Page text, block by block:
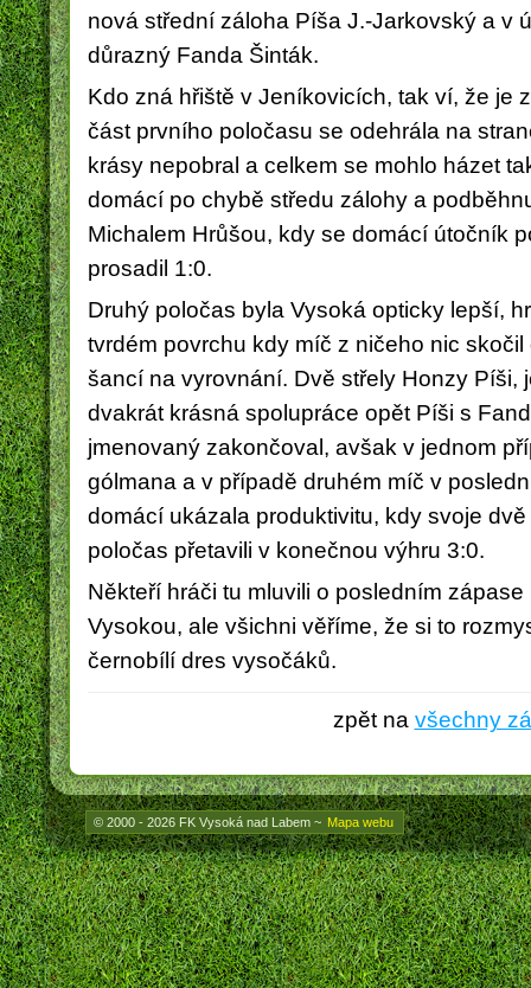
nová střední záloha Píša J.-Jarkovský a v
důrazný Fanda Šinták.
Kdo zná hřiště v Jeníkovicích, tak ví, že je
část prvního poločasu se odehrála na
krásy nepobral a celkem se mohlo házet
domácí po chybě středu zálohy a
Michalem Hrůšou, kdy se domácí útočník
prosadil 1:0.
Druhý poločas byla Vysoká opticky lepší,
tvrdém povrchu kdy míč z ničeho nic
šancí na vyrovnání. Dvě střely Honzy Píši,
dvakrát krásná spolupráce opět Píši s
jmenovaný zakončoval, avšak v jednom
gólmana a v případě druhém míč v
domácí ukázala produktivitu, kdy svoje
poločas přetavili v konečnou výhru 3:0.
Někteří hráči tu mluvili o posledním
Vysokou, ale všichni věříme, že si to
černobílí dres vysočáků.
zpět na všechny
© 2000 - 2026 FK Vysoká nad Labem ~ Mapa webu